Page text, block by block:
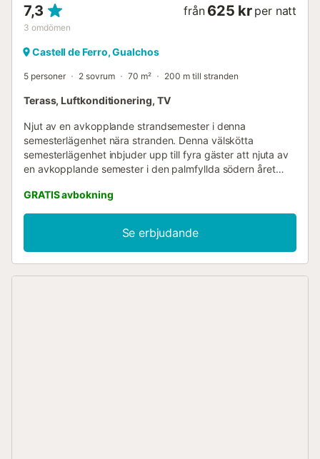
7,3
3 omdömen
från 625 kr per natt
Castell de Ferro, Gualchos
5 personer 2 sovrum 70 m² 200 m till stranden
Terass, Luftkonditionering, TV
Njut av en avkopplande strandsemester i denna
semesterlägenhet nära stranden. Denna välskötta
semesterlägenhet inbjuder upp till fyra gäster att njuta av
en avkopplande semester i den palmfyllda södern året
längs Costa Tropical med barn eller vänner eller för att
känna dig som hemma efter en lång dag på stranden. Njut
av dina måltider på din egen terrass med utsikt över
havet. Det är mycket möjligt att du spontant bestämmer
dig för att ta ett uppfriskande dopp i det svala vattnet. På
GRATIS avbokning
Se erbjudande